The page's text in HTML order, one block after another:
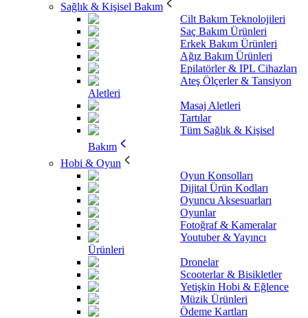
Sağlık & Kişisel Bakım
Cilt Bakım Teknolojileri
Saç Bakım Ürünleri
Erkek Bakım Ürünleri
Ağız Bakım Ürünleri
Epilatörler & IPL Cihazları
Ateş Ölçerler & Tansiyon
Aletleri
Masaj Aletleri
Tartılar
Tüm Sağlık & Kişisel
Bakım
Hobi & Oyun
Oyun Konsolları
Dijital Ürün Kodları
Oyuncu Aksesuarları
Oyunlar
Fotoğraf & Kameralar
Youtuber & Yayıncı
Ürünleri
Dronelar
Scooterlar & Bisikletler
Yetişkin Hobi & Eğlence
Müzik Ürünleri
Ödeme Kartları